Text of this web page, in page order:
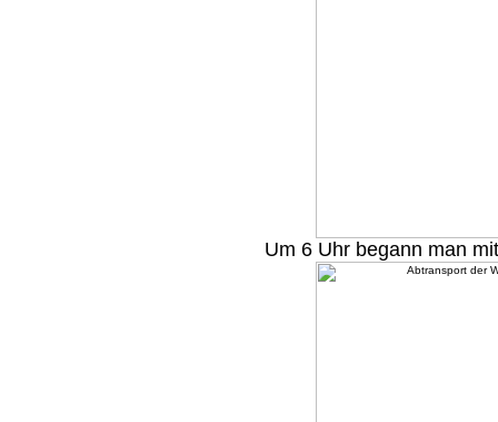
Um 6 Uhr begann man